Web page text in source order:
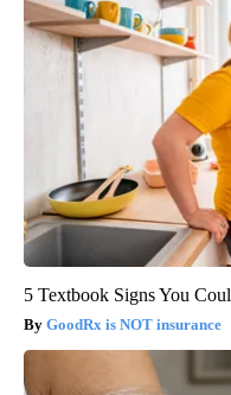
5 Textbook Signs You
GoodRx is NOT insurance